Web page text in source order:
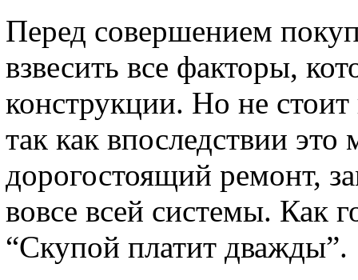
Перед совершением
взвесить все факторы,
конструкции. Но не
так как впоследствии
дорогостоящий ремонт,
вовсе всей системы. Как
“Скупой платит дважды”.